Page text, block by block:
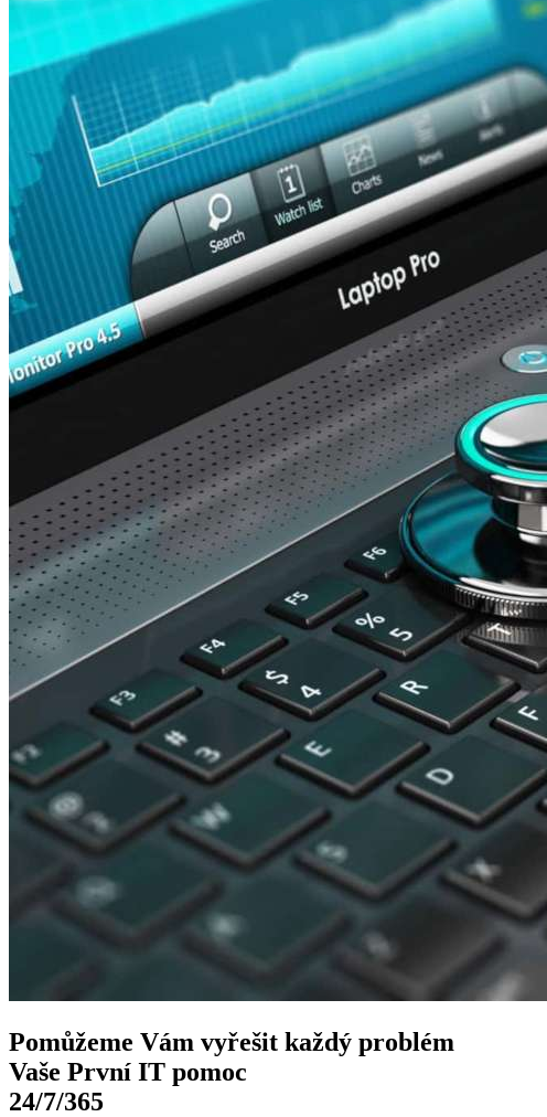
Pomůžeme Vámvyřešit každý problém
Vaše PrvníIT pomoc
24/7/365